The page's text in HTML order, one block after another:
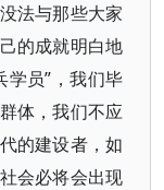
法与那些大家
的成就明白地
学员”，我们毕
体，我们不应
的建设者，如
会必将会出现